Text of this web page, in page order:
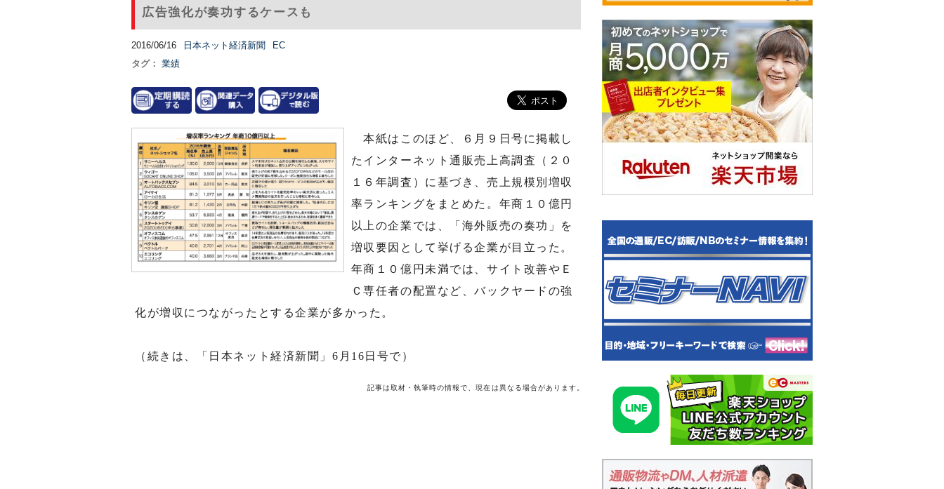
広告強化が奏功するケースも
2016/06/16 日本ネット経済新聞
EC
タグ： 業績
本紙はこのほど、６月９日号に掲載し
たインターネット通販売上高調査（２０
１６年調査）に基づき、売上規模別増収
率ランキングをまとめた。年商１０億円
以上の企業では、「海外販売の奏功」を
増収要因として挙げる企業が目立った。
年商１０億円未満では、サイト改善やＥ
Ｃ専任者の配置など、バックヤードの強
化が増収につながったとする企業が多かった。
（続きは、「日本ネット経済新聞」6月16日号で）
記事は取材・執筆時の情報で、現在は異なる場合があります。